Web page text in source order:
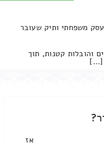
משפחתי ותיק שעובר
והובלות קטנות, תוך
[…]
אז